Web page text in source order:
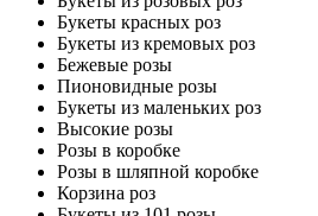
Букеты красных роз
Букеты из кремовых роз
Бежевые розы
Пионовидные розы
Букеты из маленьких роз
Высокие розы
Розы в коробке
Розы в шляпной коробке
Корзина роз